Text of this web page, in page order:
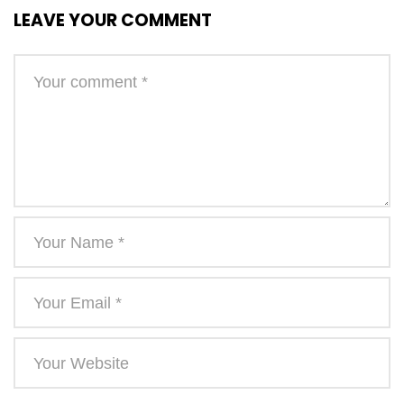
LEAVE YOUR COMMENT